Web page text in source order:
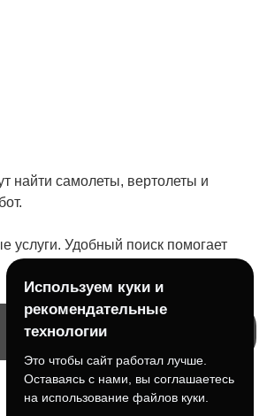
найти самолеты, вертолеты и
услуги. Удобный поиск помогает
Используем куки и
рекомендательные
технологии
Это чтобы сайт работал лучше.
Оставаясь с нами, вы соглашаетесь
на использование файлов куки.